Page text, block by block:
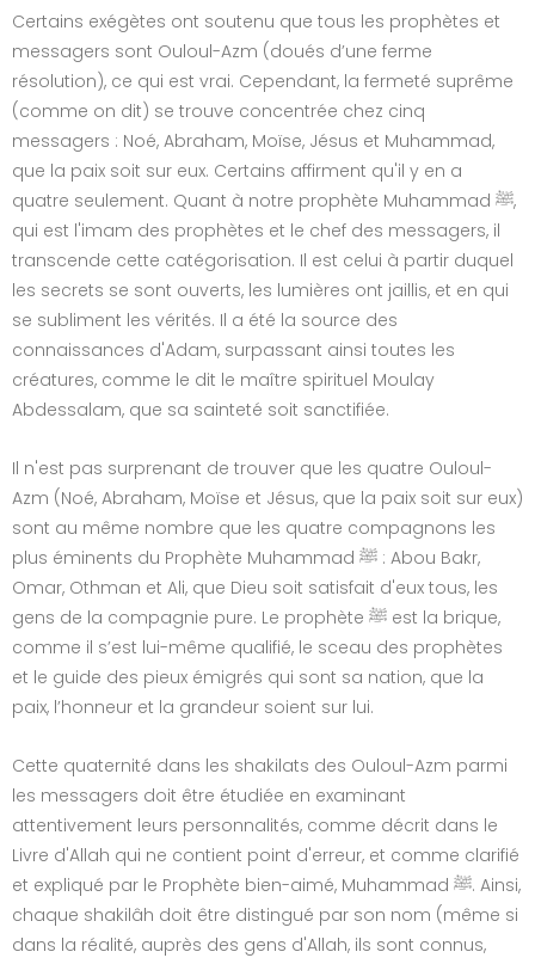
Certains exégètes ont soutenu que tous les prophètes et
messagers sont Ouloul-Azm (doués d’une ferme
résolution), ce qui est vrai. Cependant, la fermeté suprême
(comme on dit) se trouve concentrée chez cinq
messagers : Noé, Abraham, Moïse, Jésus et Muhammad,
que la paix soit sur eux. Certains affirment qu'il y en a
quatre seulement. Quant à notre prophète Muhammad ﷺ,
qui est l'imam des prophètes et le chef des messagers, il
transcende cette catégorisation. Il est celui à partir duquel
les secrets se sont ouverts, les lumières ont jaillis, et en qui
se subliment les vérités. Il a été la source des
connaissances d'Adam, surpassant ainsi toutes les
créatures, comme le dit le maître spirituel Moulay
Abdessalam, que sa sainteté soit sanctifiée.
Il n'est pas surprenant de trouver que les quatre Ouloul-
Azm (Noé, Abraham, Moïse et Jésus, que la paix soit sur eux)
sont au même nombre que les quatre compagnons les
plus éminents du Prophète Muhammad ﷺ : Abou Bakr,
Omar, Othman et Ali, que Dieu soit satisfait d'eux tous, les
gens de la compagnie pure. Le prophète ﷺ est la brique,
comme il s’est lui-même qualifié, le sceau des prophètes
et le guide des pieux émigrés qui sont sa nation, que la
paix, l’honneur et la grandeur soient sur lui.
Cette quaternité dans les shakilats des Ouloul-Azm parmi
les messagers doit être étudiée en examinant
attentivement leurs personnalités, comme décrit dans le
Livre d'Allah qui ne contient point d'erreur, et comme clarifié
et expliqué par le Prophète bien-aimé, Muhammad ﷺ. Ainsi,
chaque shakilâh doit être distingué par son nom (même si
dans la réalité, auprès des gens d'Allah, ils sont connus,